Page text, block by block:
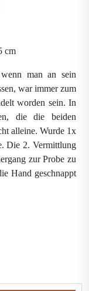
cm
man an sein
war immer zum
worden sein. In
die die beiden
alleine. Wurde 1x
Die 2. Vermittlung
zur Probe zu
Hand geschnappt